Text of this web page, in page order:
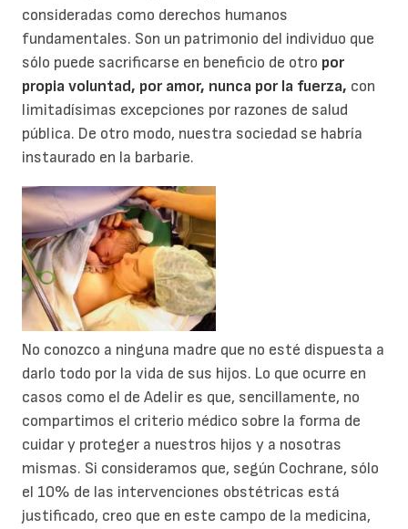
consideradas como derechos humanos
fundamentales. Son un patrimonio del individuo que
sólo puede sacrificarse en beneficio de otro por
propia voluntad, por amor, nunca por la fuerza, con
limitadísimas excepciones por razones de salud
pública. De otro modo, nuestra sociedad se habría
instaurado en la barbarie.
No conozco a ninguna madre que no esté dispuesta a
darlo todo por la vida de sus hijos. Lo que ocurre en
casos como el de Adelir es que, sencillamente, no
compartimos el criterio médico sobre la forma de
cuidar y proteger a nuestros hijos y a nosotras
mismas. Si consideramos que, según Cochrane, sólo
el 10% de las intervenciones obstétricas está
justificado, creo que en este campo de la medicina,